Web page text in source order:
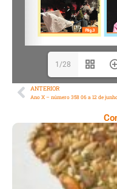
1/28
ANTERIOR
Comer Bem: